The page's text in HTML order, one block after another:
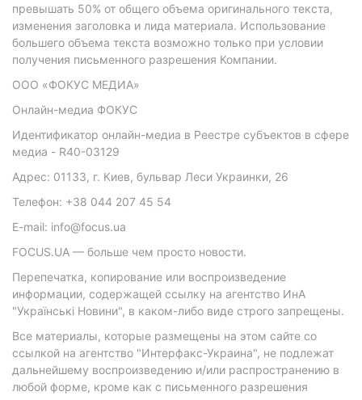
превышать 50% от общего объема оригинального текста,
изменения заголовка и лида материала. Использование
большего объема текста возможно только при условии
получения письменного разрешения Компании.
ООО «ФОКУС МЕДИА»
Онлайн-медиа ФОКУС
Идентификатор онлайн-медиа в Реестре субъектов в сфере
медиа - R40-03129
Адрес: 01133, г. Киев, бульвар Леси Украинки, 26
Телефон: +38 044 207 45 54
E-mail: info@focus.ua
FOCUS.UA — больше чем просто новости.
Перепечатка, копирование или воспроизведение
информации, содержащей ссылку на агентство ИнА
"Українські Новини", в каком-либо виде строго запрещены.
Все материалы, которые размещены на этом сайте со
ссылкой на агентство "Интерфакс-Украина", не подлежат
дальнейшему воспроизведению и/или распространению в
любой форме, кроме как с письменного разрешения